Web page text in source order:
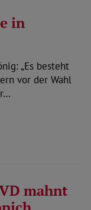
in
„Es besteht
vor der Wahl
mahnt